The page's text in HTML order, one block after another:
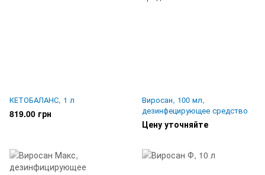
КЕТОБАЛАНС, 1 л
819.00 грн
Виросан, 100 мл,
дезинфецирующее средство
Цену уточняйте